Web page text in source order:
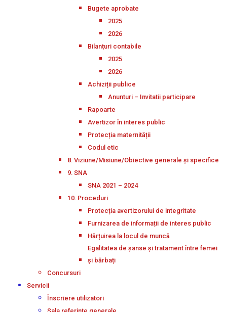
Bugete aprobate
2025
2026
Bilanțuri contabile
2025
2026
Achiziții publice
Anunturi – Invitatii participare
Rapoarte
Avertizor în interes public
Protecția maternității
Codul etic
8. Viziune/Misiune/Obiective generale și specifice
9. SNA
SNA 2021 – 2024
10. Proceduri
Protecția avertizorului de integritate
Furnizarea de informații de interes public
Hărțuirea la locul de muncă
Egalitatea de șanse și tratament între femei
și bărbați
Concursuri
Servicii
Înscriere utilizatori